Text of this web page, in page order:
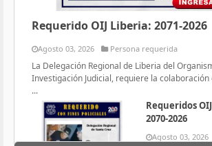
Requerido OIJ Liberia: 2071-2026
Agosto 03, 2026 Persona requerida
La Delegación Regional de Liberia del
Investigación Judicial, requiere la colaboración
...
Requeridos
2070-2026
Agosto 03, 2026